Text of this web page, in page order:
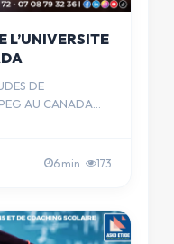
L’UNIVERSITE
DE
AU CANADA
6 min 173